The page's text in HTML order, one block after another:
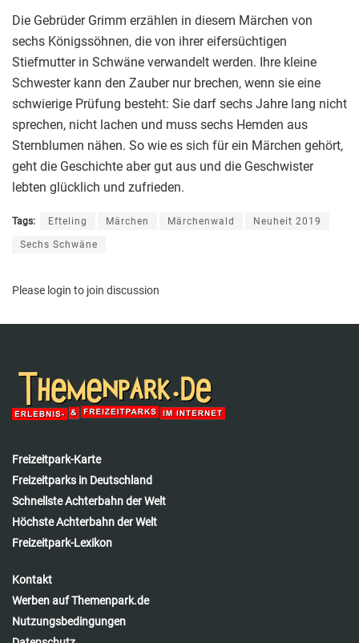
Die Gebrüder Grimm erzählen in diesem Märchen von
sechs Königssöhnen, die von ihrer eifersüchtigen
Stiefmutter in Schwäne verwandelt werden. Ihre kleine
Schwester kann den Zauber nur brechen, wenn sie eine
schwierige Prüfung besteht: Sie darf sechs Jahre lang nicht
sprechen, nicht lachen und muss sechs Hemden aus
Sternblumen nähen. So wie es sich für ein Märchen gehört,
geht die Geschichte aber gut aus und die Geschwister
lebten glücklich und zufrieden.
Tags: Efteling Märchen Märchenwald Neuheit 2019
Sechs Schwäne
Please login to join discussion
Freizeitpark-Karte
Freizeitparks in Deutschland
Schnellste Achterbahn der Welt
Höchste Achterbahn der Welt
Freizeitpark-Lexikon
Kontakt
Werben auf Themenpark.de
Nutzungsbedingungen